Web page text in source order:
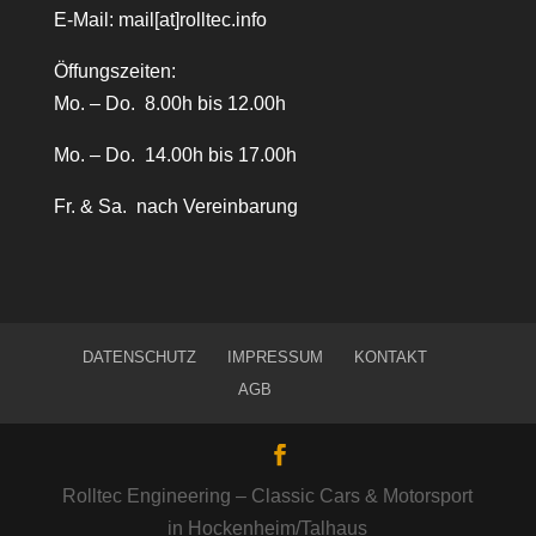
E-Mail: mail[at]rolltec.info
Öffungszeiten:
Mo. – Do. 8.00h bis 12.00h
Mo. – Do. 14.00h bis 17.00h
Fr. & Sa. nach Vereinbarung
DATENSCHUTZ IMPRESSUM
KONTAKT
AGB
Rolltec Engineering – Classic Cars & Motorsport
in Hockenheim/Talhaus